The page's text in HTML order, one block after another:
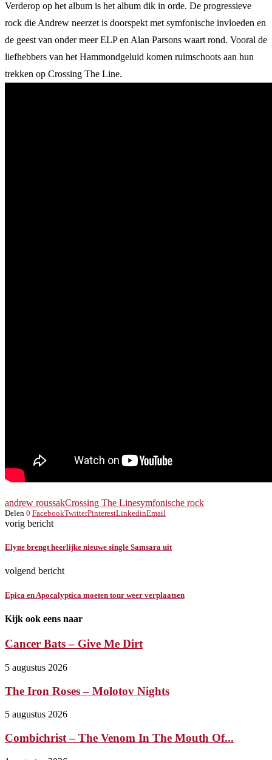
Verderop op het album is het album dik in orde. De progressieve
rock die Andrew neerzet is doorspekt met symfonische invloeden en
de geest van onder meer ELP en Alan Parsons waart rond. Vooral de
liefhebbers van het Hammondgeluid komen ruimschoots aan hun
trekken op Crossing The Line.
andrew roussakCrossing The Linesymfonische rock
Delen 0 FacebookTwitterPinterestLinkedinEmail
vorig bericht
Elyne brengt heerlijke nieuwe single Samsara uit
volgend bericht
Epica en Apocalyptica moeten tour weer verplaatsen
Kijk ook eens naar
Cancer Bats – Give Me Dirt
5 augustus 2026
The Iron Roses – Molotov Nights
5 augustus 2026
Combichrist – The Venom In The Mouth Of...